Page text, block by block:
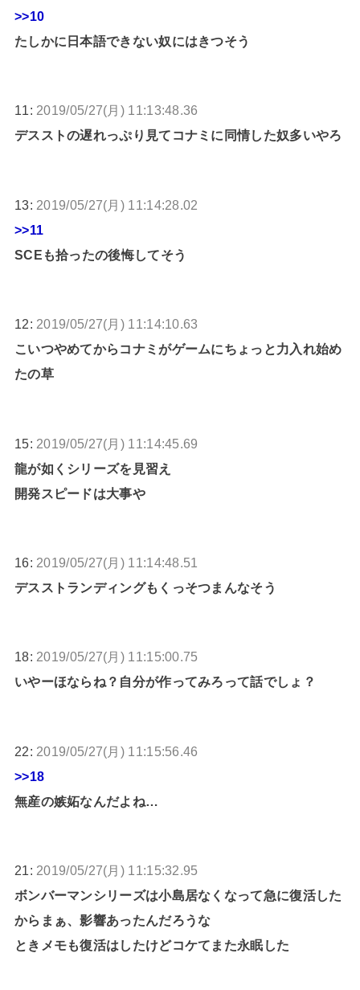
>>10
たしかに日本語できない奴にはきつそう
11: 2019/05/27(月) 11:13:48.36
デスストの遅れっぷり見てコナミに同情した奴多いやろ
13: 2019/05/27(月) 11:14:28.02
>>11
SCEも拾ったの後悔してそう
12: 2019/05/27(月) 11:14:10.63
こいつやめてからコナミがゲームにちょっと力入れ始め
たの草
15: 2019/05/27(月) 11:14:45.69
龍が如くシリーズを見習え
開発スピードは大事や
16: 2019/05/27(月) 11:14:48.51
デスストランディングもくっそつまんなそう
18: 2019/05/27(月) 11:15:00.75
いやーほならね？自分が作ってみろって話でしょ？
22: 2019/05/27(月) 11:15:56.46
>>18
無産の嫉妬なんだよね…
21: 2019/05/27(月) 11:15:32.95
ボンバーマンシリーズは小島居なくなって急に復活した
からまぁ、影響あったんだろうな
ときメモも復活はしたけどコケてまた永眠した